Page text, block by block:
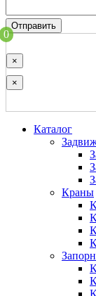
Отправить
0
×
×
Каталог
Краны